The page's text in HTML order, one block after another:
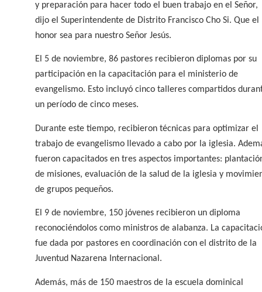
y preparación para hacer todo el buen trabajo en el Señor,
dijo el Superintendente de Distrito Francisco Cho Si. Que el
honor sea para nuestro Señor Jesús.
El 5 de noviembre, 86 pastores recibieron diplomas por su
participación en la capacitación para el ministerio de
evangelismo. Esto incluyó cinco talleres compartidos
un período de cinco meses.
Durante este tiempo, recibieron técnicas para optimizar el
trabajo de evangelismo llevado a cabo por la iglesia.
fueron capacitados en tres aspectos importantes:
de misiones, evaluación de la salud de la iglesia y
de grupos pequeños.
El 9 de noviembre, 150 jóvenes recibieron un diploma
reconociéndolos como ministros de alabanza. La
fue dada por pastores en coordinación con el distrito de la
Juventud Nazarena Internacional.
Además, más de 150 maestros de la escuela dominical